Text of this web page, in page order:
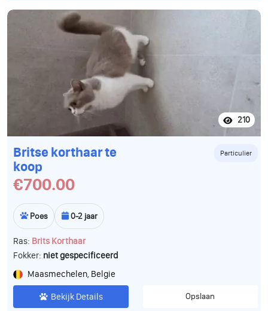
210
Britse korthaar te
koop
Particulier
€700.00
Poes 0-2 jaar
Ras: Brits Korthaar
Fokker: niet gespecificeerd
Maasmechelen, Belgie
Bekijk Details Opslaan